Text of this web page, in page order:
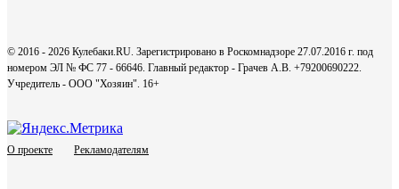
© 2016 - 2026 Кулебаки.RU. Зарегистрировано в Роскомнадзоре 27.07.2016 г. под
номером ЭЛ № ФС 77 - 66646. Главный редактор - Грачев А.В. +79200690222.
Учредитель - ООО "Хозяин". 16+
О проекте Рекламодателям